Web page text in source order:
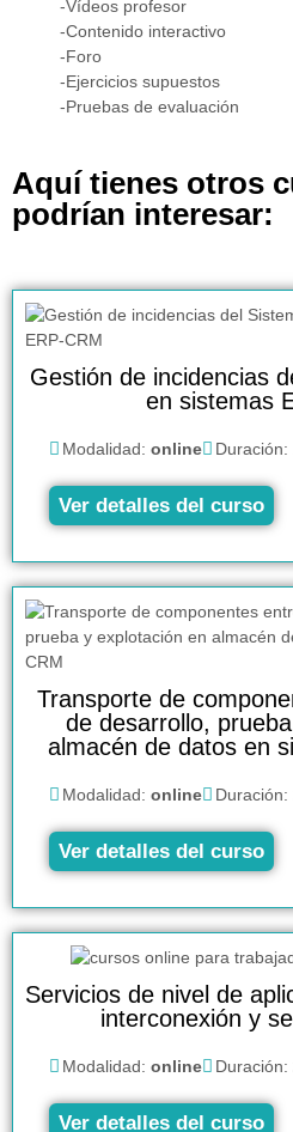
-Vídeos profesor
-Contenido interactivo
-Foro
-Ejercicios supuestos
-Pruebas de evaluación
Aquí tienes otros
podrían interesar:
Gestión de incidencias
en sistemas
Modalidad: online Duración:
Ver detalles del curso
Transporte de
de desarrollo,
almacén de datos en
Modalidad: online Duración:
Ver detalles del curso
Servicios de nivel de
interconexión y
Modalidad: online Duración:
Ver detalles del curso